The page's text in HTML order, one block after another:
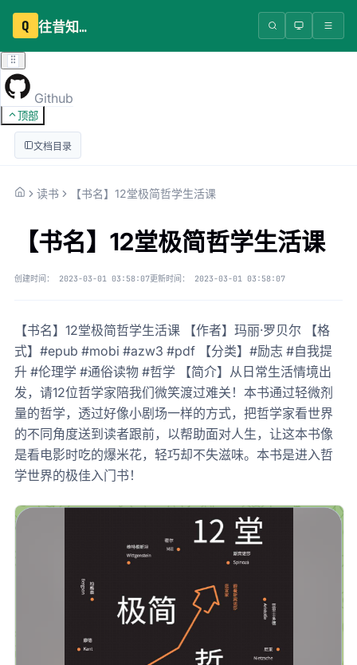
Q 往昔知识库
Github
顶部
文档目录
读书 【书名】12堂极简哲学生活课
【书名】12堂极简哲学生活课
创建时间： 2023-03-01 03:58:07更新时间： 2023-03-01 03:58:07
【书名】12堂极简哲学生活课 【作者】玛丽·罗贝尔 【格
式】#epub #mobi #azw3 #pdf 【分类】#励志 #自我提
升 #伦理学 #通俗读物 #哲学 【简介】从日常生活情境出
发，请12位哲学家陪我们微笑渡过难关！本书通过轻微剂
量的哲学，透过好像小剧场一样的方式，把哲学家看世界
的不同角度送到读者跟前，以帮助面对人生，让这本书像
是看电影时吃的爆米花，轻巧却不失滋味。本书是进入哲
学世界的极佳入门书！